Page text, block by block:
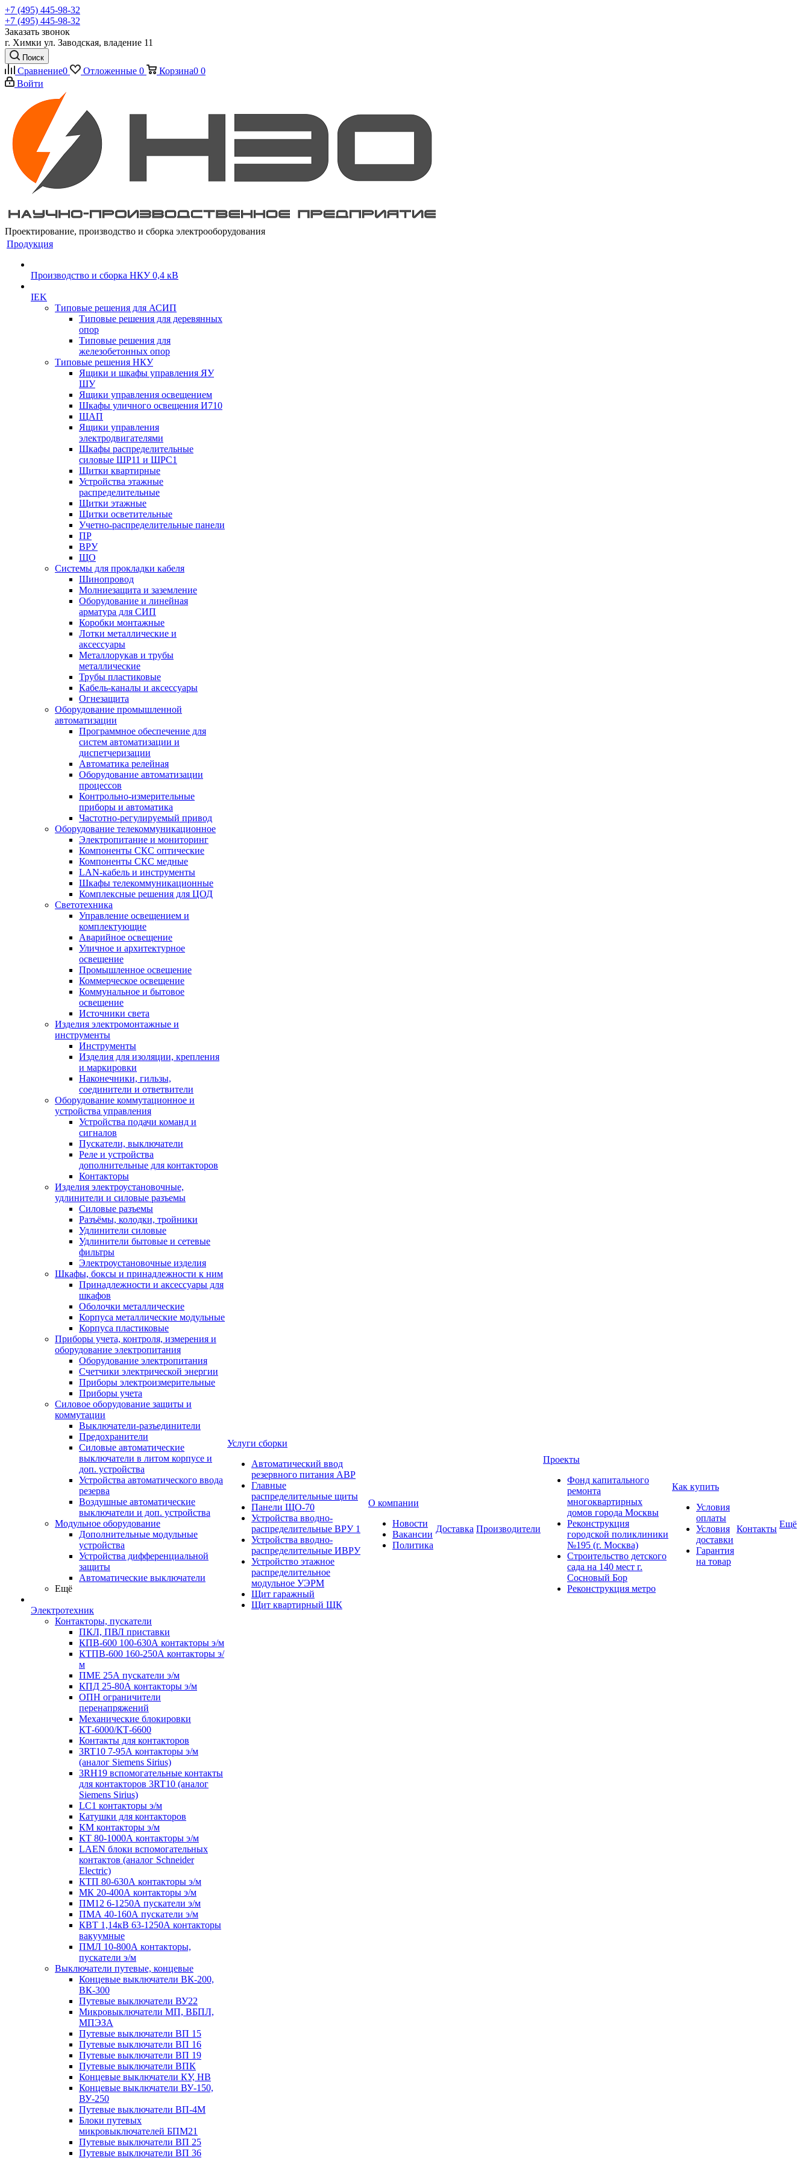
+7 (495) 445-98-32
+7 (495) 445-98-32
Заказать звонок
г. Химки ул. Заводская, владение 11
Поиск
Сравнение0 Отложенные 0 Корзина0 0
Войти
Проектирование, производство и сборка электрооборудования
Продукция
Производство и сборка НКУ 0,4 кВ
IEK
Типовые решения для АСИП
Типовые решения для деревянных
опор
Типовые решения для
железобетонных опор
Типовые решения НКУ
Ящики и шкафы управления ЯУ
ШУ
Ящики управления освещением
Шкафы уличного освещения И710
ЩАП
Ящики управления
электродвигателями
Шкафы распределительные
силовые ШР11 и ШРС1
Щитки квартирные
Устройства этажные
распределительные
Щитки этажные
Щитки осветительные
Учетно-распределительные панели
ПР
ВРУ
ЩО
Системы для прокладки кабеля
Шинопровод
Молниезащита и заземление
Оборудование и линейная
арматура для СИП
Коробки монтажные
Лотки металлические и
аксессуары
Металлорукав и трубы
металлические
Трубы пластиковые
Кабель-каналы и аксессуары
Огнезащита
Оборудование промышленной
автоматизации
Программное обеспечение для
систем автоматизации и
диспетчеризации
Автоматика релейная
Оборудование автоматизации
процессов
Контрольно-измерительные
приборы и автоматика
Частотно-регулируемый привод
Оборудование телекоммуникационное
Электропитание и мониторинг
Компоненты СКС оптические
Компоненты СКС медные
LAN-кабель и инструменты
Шкафы телекоммуникационные
Комплексные решения для ЦОД
Светотехника
Управление освещением и
комплектующие
Аварийное освещение
Уличное и архитектурное
освещение
Промышленное освещение
Коммерческое освещение
Коммунальное и бытовое
освещение
Источники света
Изделия электромонтажные и
инструменты
Инструменты
Изделия для изоляции, крепления
и маркировки
Наконечники, гильзы,
соединители и ответвители
Оборудование коммутационное и
устройства управления
Устройства подачи команд и
сигналов
Пускатели, выключатели
Реле и устройства
дополнительные для контакторов
Контакторы
Изделия электроустановочные,
удлинители и силовые разъемы
Силовые разъемы
Разъёмы, колодки, тройники
Удлинители силовые
Удлинители бытовые и сетевые
фильтры
Электроустановочные изделия
Шкафы, боксы и принадлежности к ним
Принадлежности и аксессуары для
шкафов
Оболочки металлические
Корпуса металлические модульные
Корпуса пластиковые
Приборы учета, контроля, измерения и
оборудование электропитания
Оборудование электропитания
Счетчики электрической энергии
Приборы электроизмерительные
Приборы учета
Силовое оборудование защиты и
коммутации
Выключатели-разъединители
Предохранители
Силовые автоматические
выключатели в литом корпусе и
доп. устройства
Устройства автоматического ввода
резерва
Воздушные автоматические
выключатели и доп. устройства
Модульное оборудование
Дополнительные модульные
устройства
Устройства дифференциальной
защиты
Автоматические выключатели
Ещё
Электротехник
Контакторы, пускатели
ПКЛ, ПВЛ приставки
КПВ-600 100-630А контакторы э/м
КТПВ-600 160-250А контакторы э/
м
ПМЕ 25А пускатели э/м
КПД 25-80А контакторы э/м
ОПН ограничители
перенапряжений
Механические блокировки
КТ-6000/КТ-6600
Контакты для контакторов
3RT10 7-95А контакторы э/м
(аналог Siemens Sirius)
3RH19 вспомогательные контакты
для контакторов 3RT10 (аналог
Siemens Sirius)
LC1 контакторы э/м
Катушки для контакторов
КМ контакторы э/м
КТ 80-1000А контакторы э/м
LAEN блоки вспомогательных
контактов (аналог Schneider
Electric)
КТП 80-630А контакторы э/м
МК 20-400А контакторы э/м
ПМ12 6-1250А пускатели э/м
ПМА 40-160А пускатели э/м
КВТ 1,14кВ 63-1250А контакторы
вакуумные
ПМЛ 10-800А контакторы,
пускатели э/м
Выключатели путевые, концевые
Концевые выключатели ВК-200,
ВК-300
Путевые выключатели ВУ22
Микровыключатели МП, ВБПЛ,
МПЭЗА
Путевые выключатели ВП 15
Путевые выключатели ВП 16
Путевые выключатели ВП 19
Путевые выключатели ВПК
Концевые выключатели КУ, НВ
Концевые выключатели ВУ-150,
ВУ-250
Путевые выключатели ВП-4М
Блоки путевых
микровыключателей БПМ21
Путевые выключатели ВП 25
Путевые выключатели ВП 36
Услуги сборки
Автоматический ввод
резервного питания АВР
Главные
распределительные щиты
Панели ЩО-70
Устройства вводно-
распределительные ВРУ 1
Устройства вводно-
распределительные ИВРУ
Устройство этажное
распределительное
модульное УЭРМ
Щит гаражный
Щит квартирный ЩК
О компании
Новости
Вакансии
Политика
Доставка Производители
Проекты
Фонд капитального
ремонта
многоквартирных
домов города Москвы
Реконструкция
городской поликлиники
№195 (г. Москва)
Строительство детского
сада на 140 мест г.
Сосновый Бор
Реконструкция метро
Как купить
Условия
оплаты
Условия
доставки
Гарантия
на товар
Контакты Ещё